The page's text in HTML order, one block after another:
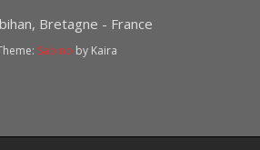
Bretagne - France
Sabino by Kaira